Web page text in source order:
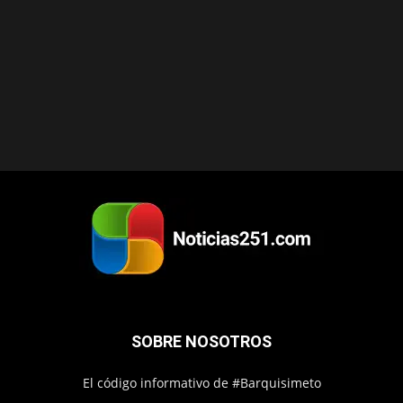
SOBRE NOSOTROS
El código informativo de #Barquisimeto